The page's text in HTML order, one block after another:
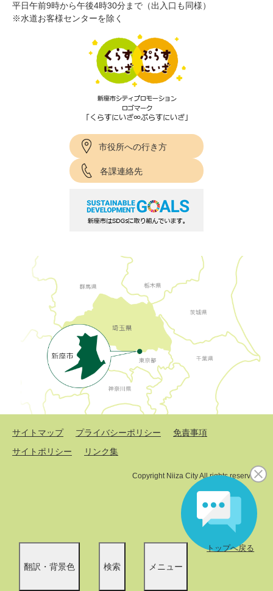
翻訳・背景色 検索 メニュー
トップへ戻る
平日午前9時から午後4時30分まで（出入口も同様）
※水道お客様センターを除く
市役所への行き方
各課連絡先
サイトマップ プライバシーポリシー
免責事項
サイトポリシー
リンク集
Copyright Niiza City All rights reserved.